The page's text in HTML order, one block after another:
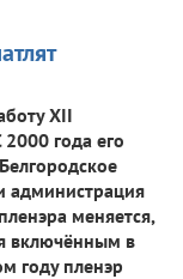
XII
года его
администрация
меняется,
включённым в
году пленэр